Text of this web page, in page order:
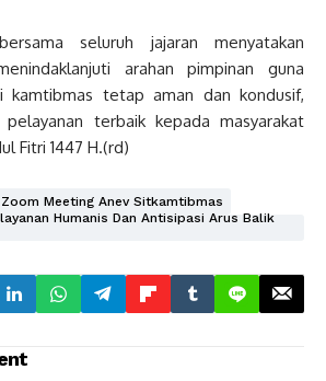
seluruh jajaran menyatakan
arahan pimpinan guna
kamtibmas tetap aman dan kondusif,
terbaik kepada masyarakat
Fitri 1447 H.(rd)
Meeting Anev Sitkamtibmas
Humanis Dan Antisipasi Arus Balik